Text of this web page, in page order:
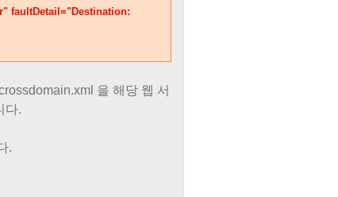
faultDetail="Destination:
을 해당 웹 서
다.
.